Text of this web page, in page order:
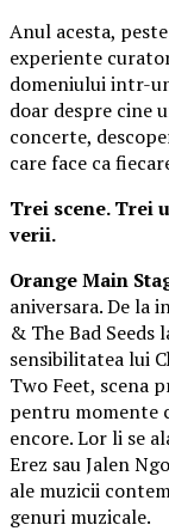
Anul acesta,
experiente
domeniului intr-
doar despre cine
concerte,
care face ca
Trei scene. Trei
verii.
Orange Main
aniversara. De la
& The Bad Seeds
sensibilitatea lui
Two Feet, scena
pentru momente
encore. Lor li se
Erez sau Jalen
ale muzicii
genuri muzicale.